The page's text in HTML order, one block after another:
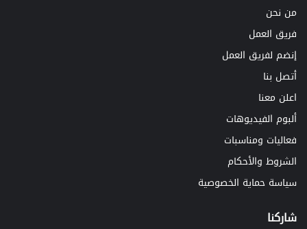
من نحن
فريق العمل
إنضم لفريق العمل
أتصل بنا
اعلن معنا
ألبوم الفيديوهات
فعاليات ومناسبات
الشروط والأحكام
سياسة حماية الخصوصية
شاركنا